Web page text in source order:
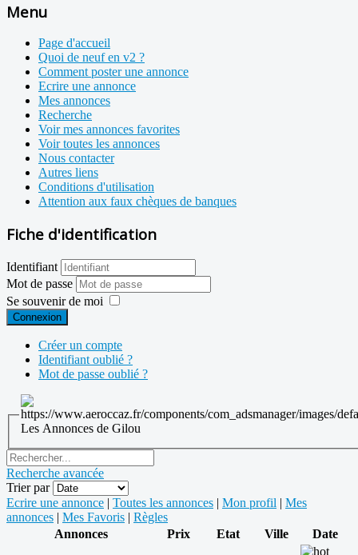
Menu
Page d'accueil
Quoi de neuf en v2 ?
Comment poster une annonce
Ecrire une annonce
Mes annonces
Recherche
Voir mes annonces favorites
Voir toutes les annonces
Nous contacter
Autres liens
Conditions d'utilisation
Attention aux faux chèques de banques
Fiche d'identification
Identifiant
Mot de passe
Se souvenir de moi
Connexion
Créer un compte
Identifiant oublié ?
Mot de passe oublié ?
Les Annonces de Gilou
Recherche avancée
Trier par
Ecrire une annonce
Toutes les annonces Mon profil
Mes
annonces
Mes Favoris
Règles
Annonces
Prix Etat Ville Date